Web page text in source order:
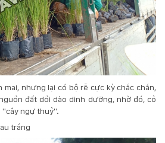
mai, nhưng lại có bộ rễ cực kỳ chắc chắn,
đất dồi dào dinh dưỡng, nhờ đó, cỏ
"cây ngự thuỷ".
trắng